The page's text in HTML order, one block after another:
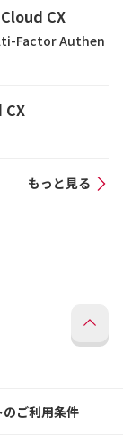
CX
Factor Authen
CX
もっと見る
ご利用条件